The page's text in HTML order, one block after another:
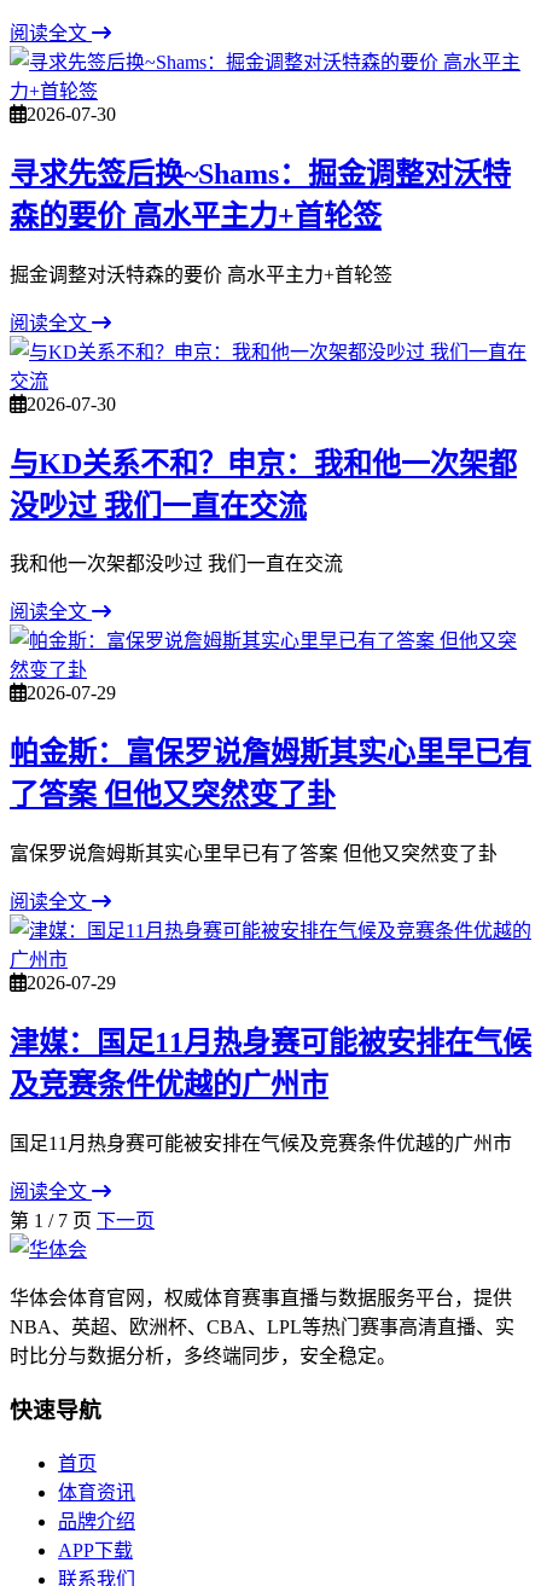
阅读全文
2026-07-30
寻求先签后换~Shams：掘金调整对沃特
森的要价 高水平主力+首轮签
掘金调整对沃特森的要价 高水平主力+首轮签
阅读全文
2026-07-30
与KD关系不和？申京：我和他一次架都
没吵过 我们一直在交流
我和他一次架都没吵过 我们一直在交流
阅读全文
2026-07-29
帕金斯：富保罗说詹姆斯其实心里早已有
了答案 但他又突然变了卦
富保罗说詹姆斯其实心里早已有了答案 但他又突然变了卦
阅读全文
2026-07-29
津媒：国足11月热身赛可能被安排在气候
及竞赛条件优越的广州市
国足11月热身赛可能被安排在气候及竞赛条件优越的广州市
阅读全文
第 1 / 7 页 下一页
华体会体育官网，权威体育赛事直播与数据服务平台，提供
NBA、英超、欧洲杯、CBA、LPL等热门赛事高清直播、实
时比分与数据分析，多终端同步，安全稳定。
快速导航
首页
体育资讯
品牌介绍
APP下载
联系我们